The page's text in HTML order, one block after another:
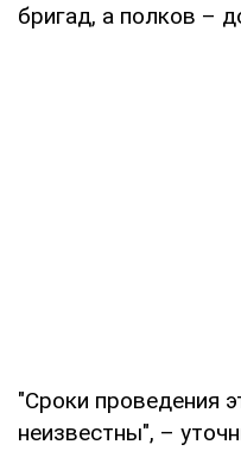
бригад, а полков –
"Сроки проведения
неизвестны", –